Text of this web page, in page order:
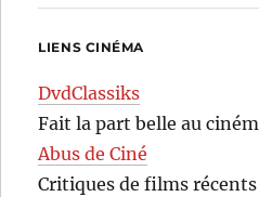
LIENS CINÉMA
DvdClassiks
Fait la part belle au
Abus de Ciné
Critiques de films récents